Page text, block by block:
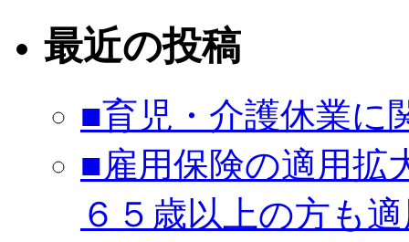
最近の投稿
■育児・介護休業に
■雇用保険の適用拡
６５歳以上の方も